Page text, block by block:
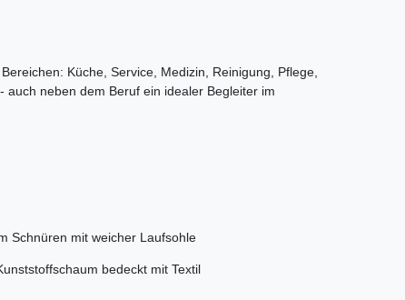
Küche, Service, Medizin, Reinigung, Pflege,
auch neben dem Beruf ein idealer Begleiter im
Schnüren mit weicher Laufsohle
bedeckt mit Textil